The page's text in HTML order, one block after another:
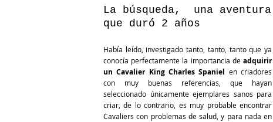
La búsqueda, una aventura
que duró 2 años
Había leído, investigado tanto, tanto, tanto que ya
conocía perfectamente la importancia de adquirir
un Cavalier King Charles Spaniel en criadores
con muy buenas referencias, que hayan
seleccionado únicamente ejemplares sanos para
criar, de lo contrario, es muy probable encontrar
Cavaliers con problemas de salud, y para nada en